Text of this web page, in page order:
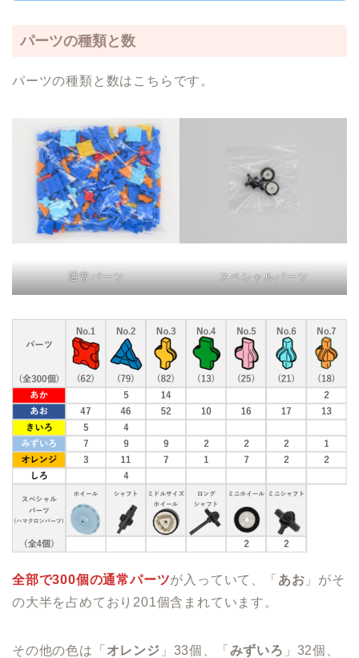
パーツの種類と数
パーツの種類と数はこちらです。
通常パーツ スペシャルパーツ
全部で300個の通常パーツが入っていて、「 あお 」がそ
の大半を占めており201個含まれています。
その他の色は「 オレンジ 」33個、「 みずいろ 」32個、